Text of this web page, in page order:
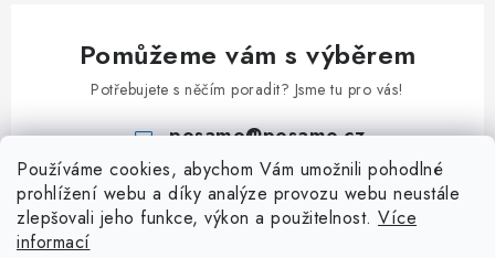
Používáme cookies, abychom Vám umožnili pohodlné
prohlížení webu a díky analýze provozu webu neustále
zlepšovali jeho funkce, výkon a použitelnost. Více
informací
Kroucené řetězy
Jednoduché řetězy
Dvojité řetězy
Příslušenství k lanům
Klíčové kroužky
S - Háčky
Třmeny a závěsná oka
Pomůžeme vám s výběrem
Potřebujete s něčím poradit? Jsme tu pro vás!
posamo@posamo.cz
+420 466 681 228